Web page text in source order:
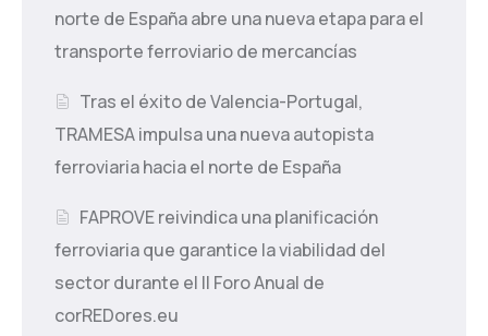
norte de España abre una nueva etapa para el
transporte ferroviario de mercancías
Tras el éxito de Valencia-Portugal,
TRAMESA impulsa una nueva autopista
ferroviaria hacia el norte de España
FAPROVE reivindica una planificación
ferroviaria que garantice la viabilidad del
sector durante el II Foro Anual de
corREDores.eu